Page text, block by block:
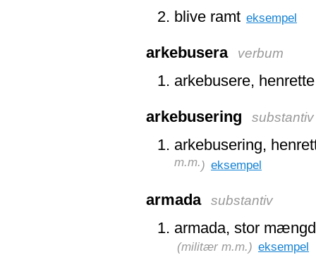
blive ramt eksempel
arkebusera verbum
arkebusere,
arkebusering substantiv
arkebusering,
m.m.) eksempel
armada substantiv
armada, stor
(militær m.m.) eksempel